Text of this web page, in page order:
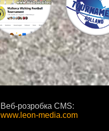
Веб-розробка CMS:
www.leon-media.com